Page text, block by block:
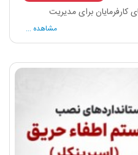
کارفرمایان برای مدیریت
مشاهده ...